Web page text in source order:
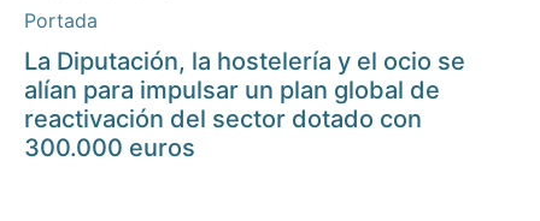
Portada
La Diputación, la hostelería y el ocio se
alían para impulsar un plan global de
reactivación del sector dotado con
300.000 euros